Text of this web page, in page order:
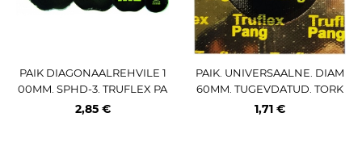
PAIK DIAGONAALREHVILE 1
00MM. SPHD-3. TRUFLEX PA
NG
2,85 €
PAIK. UNIVERSAALNE. DIAM
60MM. TUGEVDATUD. TORK
EAUKUDELE. C2. 1TK
1,71 €